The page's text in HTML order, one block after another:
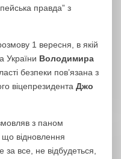
правда” з
1 вересня, в якій
України Володимира
безпеки пов’язана з
віцепрезидента Джо
з паном
що відновлення
все, не відбудеться,